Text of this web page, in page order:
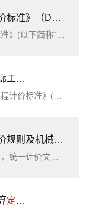
高清无水印PDF版下载】
版下载】
仪器仪表台班费用
定额